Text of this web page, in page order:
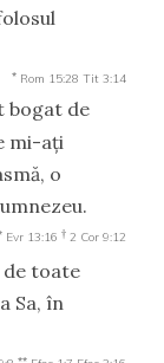
* Rom 15:28 Tit 3:14
bogat de
mi-aţi
o
Evr 13:16 † 2 Cor 9:12
de toate
Sa, în
**